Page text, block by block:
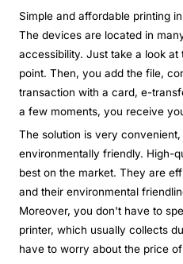
Simple and affordable printing
The devices are located in
accessibility. Just take a look
point. Then, you add the file,
transaction with a card, e-
a few moments, you receive
The solution is very
environmentally friendly. High-
best on the market. They are
and their environmental
Moreover, you don't have to
printer, which usually collects
have to worry about the price